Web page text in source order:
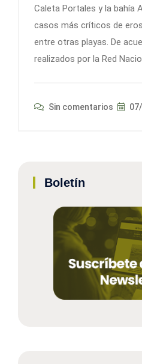
Caleta Portales y la bahía
casos más críticos de
entre otras playas. De
realizados por la Red
Sin comentarios
Boletín